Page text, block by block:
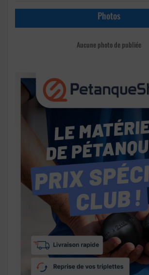
Photos
Aucune photo de publiée